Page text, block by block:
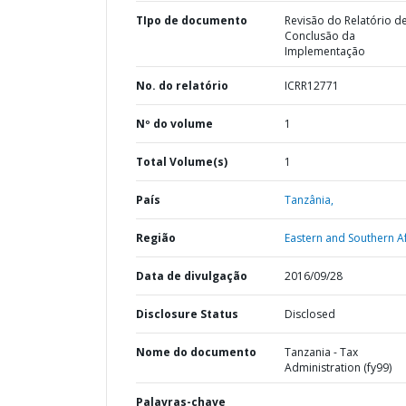
TIpo de documento
Revisão do Relatório de
Conclusão da
Implementação
No. do relatório ICRR12771
Nº do volume 1
Total Volume(s) 1
País Tanzânia,
Região Eastern and Southern
Data de divulgação 2016/09/28
Disclosure Status Disclosed
Nome do documento
Tanzania - Tax
Administration (fy99)
Palavras-chave